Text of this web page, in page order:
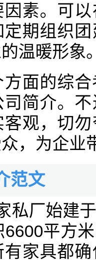
素。可
期组织
温暖形象
面的综
简介。
观，切
，为企业
范文
私厂始建
平方
家具都